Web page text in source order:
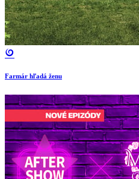
Farmár hľadá ženu